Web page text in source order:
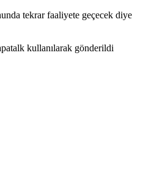
tekrar faaliyete geçecek diye
kullanılarak gönderildi